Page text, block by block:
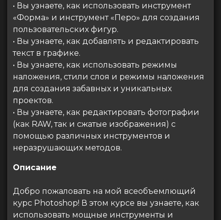
• Вы узнаете, как использовать инструмент
«Форма» и инструмент «Перо» для создания
пользовательских фигур.
• Вы узнаете, как добавлять и редактировать
текст в графике.
• Вы узнаете, как использовать режимы
наложения, стили слоя и режимы наложения
для создания забавных и уникальных
проектов.
• Вы узнаете, как редактировать фотографии
(как RAW, так и сжатые изображения) с
помощью различных инструментов и
неразрушающих методов.
Описание
Добро пожаловать на мой всеобъемлющий
курс Photoshop! В этом курсе вы узнаете, как
использовать мощные инструменты и